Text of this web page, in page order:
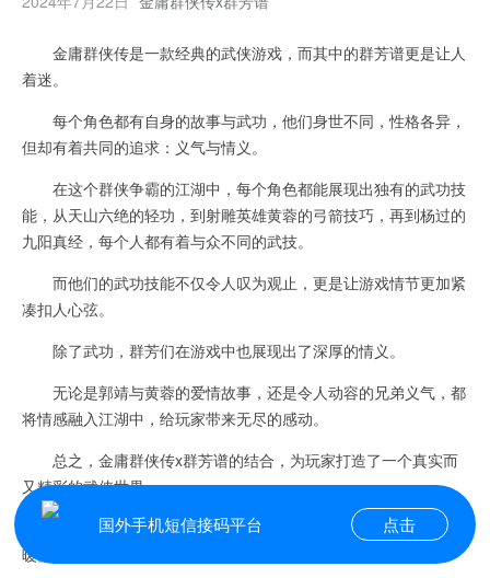
金庸群侠传是一款经典的武侠游戏，而其中的群芳谱更是让人
着迷。
每个角色都有自身的故事与武功，他们身世不同，性格各异，
但却有着共同的追求：义气与情义。
在这个群侠争霸的江湖中，每个角色都能展现出独有的武功技
能，从天山六绝的轻功，到射雕英雄黄蓉的弓箭技巧，再到杨过的
九阳真经，每个人都有着与众不同的武技。
而他们的武功技能不仅令人叹为观止，更是让游戏情节更加紧
凑扣人心弦。
除了武功，群芳们在游戏中也展现出了深厚的情义。
无论是郭靖与黄蓉的爱情故事，还是令人动容的兄弟义气，都
将情感融入江湖中，给玩家带来无尽的感动。
总之，金庸群侠传x群芳谱的结合，为玩家打造了一个真实而
又精彩的武侠世界。
在这里，我们能够感受到武功的神奇，亦能够体验到情义的温
暖。
国外手机短信接码平台 点击